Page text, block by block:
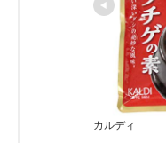
カルディ